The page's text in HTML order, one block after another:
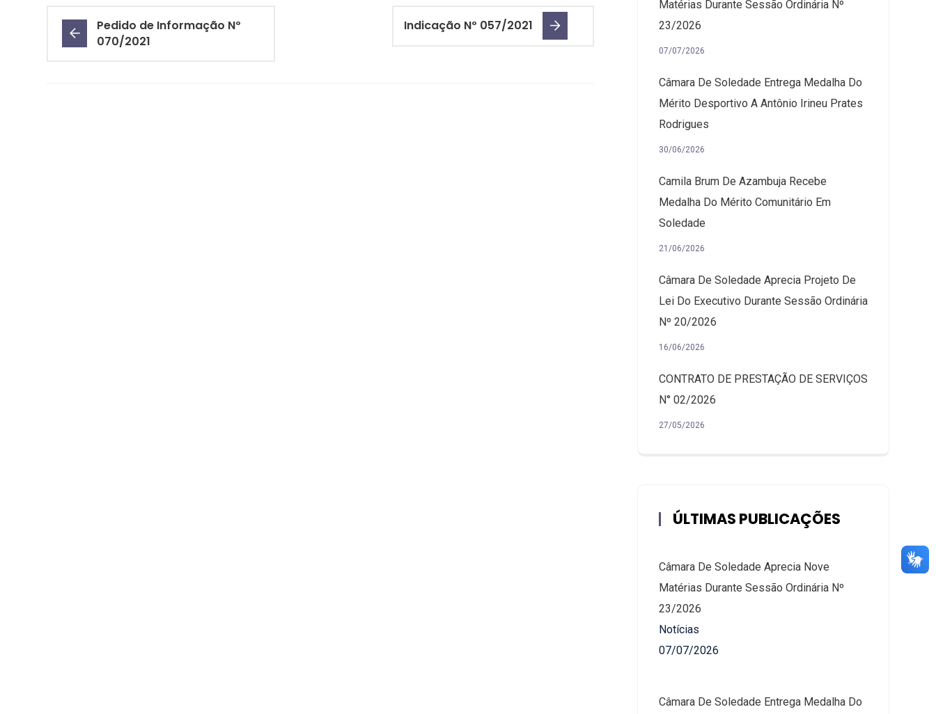
Pedido de Informação Nº
070/2021
Indicação Nº 057/2021
Matérias Durante Sessão Ordinária Nº
23/2026
07/07/2026
Câmara De Soledade Entrega Medalha Do
Mérito Desportivo A Antônio Irineu Prates
Rodrigues
30/06/2026
Camila Brum De Azambuja Recebe
Medalha Do Mérito Comunitário Em
Soledade
21/06/2026
Câmara De Soledade Aprecia Projeto De
Lei Do Executivo Durante Sessão Ordinária
Nº 20/2026
16/06/2026
CONTRATO DE PRESTAÇÃO DE SERVIÇOS
N° 02/2026
27/05/2026
ÚLTIMAS PUBLICAÇÕES
Câmara De Soledade Aprecia Nove
Matérias Durante Sessão Ordinária Nº
23/2026
Notícias
07/07/2026
Câmara De Soledade Entrega Medalha Do